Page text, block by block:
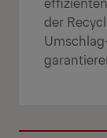
der